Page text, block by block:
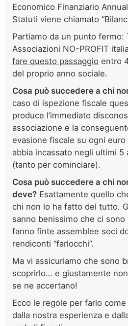
Economico Finanziario
Statuti viene chiamato
Partiamo da un punto fermo:
Associazioni NO-PROFIT
fare questo passaggio entro
del proprio anno sociale.
Cosa può succedere a chi
caso di ispezione fiscale
produce l’immediato
associazione e la
evasione fiscale su ogni euro
abbia incassato negli ultimi 5
(tanto per cominciare).
Cosa può succedere a chi
deve? Esattamente quello
chi non lo ha fatto del tutto.
sanno benissimo che ci
fanno finte assemblee soci
rendiconti “farlocchi”.
Ma vi assicuriamo che sono
scoprirlo… e giustamente
se ne accertano!
Ecco le regole per farlo
dalla nostra esperienza e